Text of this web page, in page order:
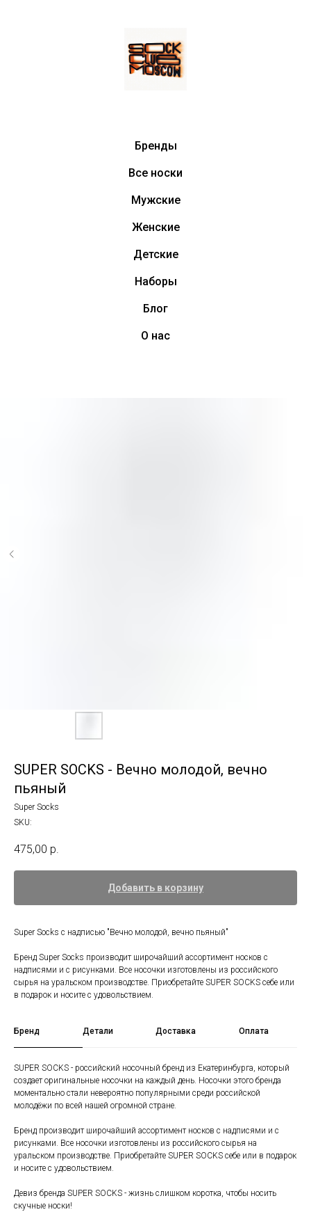
Бренды
Все носки
Мужские
Женские
Детские
Наборы
Блог
О нас
SUPER SOCKS - Вечно молодой, вечно
пьяный
Super Socks
SKU:
475,00 р.
Добавить в корзину
Super Socks с надписью "Вечно молодой, вечно пьяный"
Бренд Super Socks производит широчайший ассортимент носков с
надписями и с рисунками. Все носочки изготовлены из российского
сырья на уральском производстве. Приобретайте SUPER SOCKS себе или
в подарок и носите с удовольствием.
Бренд Детали Доставка Оплата
SUPER SOCKS - российский носочный бренд из Екатеринбурга, который
создает оригинальные носочки на каждый день. Носочки этого бренда
моментально стали невероятно популярными среди российской
молодёжи по всей нашей огромной стране.
Бренд производит широчайший ассортимент носков с надписями и с
рисунками. Все носочки изготовлены из российского сырья на
уральском производстве. Приобретайте SUPER SOCKS себе или в подарок
и носите с удовольствием.
Девиз бренда SUPER SOCKS - жизнь слишком коротка, чтобы носить
скучные носки!